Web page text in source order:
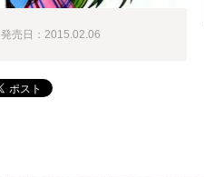
発売日：2015.02.06